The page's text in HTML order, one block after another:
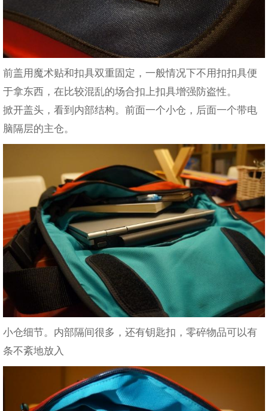
前盖用魔术贴和扣具双重固定，一般情况下不用扣扣具便
于拿东西，在比较混乱的场合扣上扣具增强防盗性。
掀开盖头，看到内部结构。前面一个小仓，后面一个带电
脑隔层的主仓。
小仓细节。内部隔间很多，还有钥匙扣，零碎物品可以有
条不紊地放入